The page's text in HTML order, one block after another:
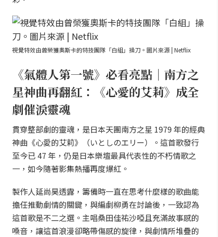
視覺特效由曾榮獲奧斯卡的特技團隊「白組」操刀。圖片來源 | Netflix
《氣體人第一號》必看亮點｜南方之
星神曲再翻紅：《心愛的艾莉》成全
劇催淚靈魂
貫穿整部劇的靈魂，是日本天團南方之星 1979 年的經典
神曲《心愛的艾莉》（いとしのエリー）。這首歌發行
至今已 47 年，仍是日本樂壇最具代表性的不朽情歌之
一，如今隨著影集熱播再度爆紅。
製作人延尚昊透露，籌備時一直在思考什麼樣的歌曲能
擔任推動劇情的關鍵，與編劇柳勇在討論後，一致認為
這首歌是不二之選。主唱桑田佳祐沙啞且充滿故事感的
嗓音，讓這首浪漫卻略帶傷感的旋律，與劇情所堆疊的